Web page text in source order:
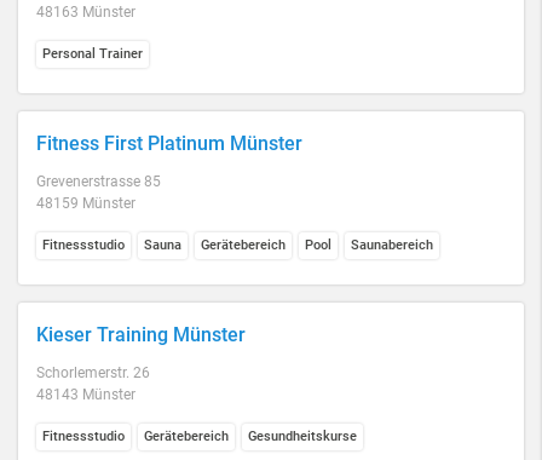
48163 Münster
Personal Trainer
Fitness First Platinum Münster
Grevenerstrasse 85
48159 Münster
Fitnessstudio Sauna Gerätebereich Pool Saunabereich
Kieser Training Münster
Schorlemerstr. 26
48143 Münster
Fitnessstudio Gerätebereich Gesundheitskurse